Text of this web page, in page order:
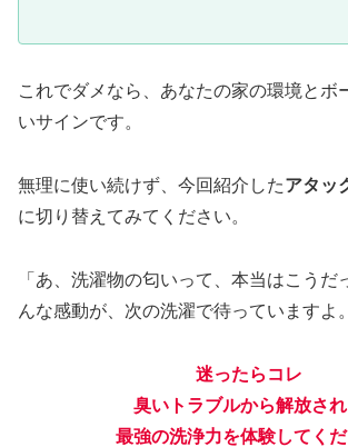
これでダメなら、あなたの家の環境とボ
いサインです。
無理に使い続けず、今回紹介したアタッ
に切り替えてみてください。
「あ、洗濯物の匂いって、本当はこうだ
んな感動が、次の洗濯で待っていますよ。
迷ったらコレ
臭いトラブルから解放さ
最強の洗浄力を体験してく